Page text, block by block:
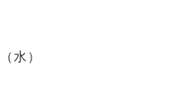
水）